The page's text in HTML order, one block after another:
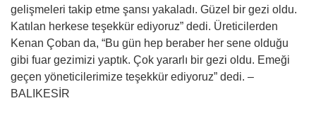
gelişmeleri takip etme şansı yakaladı. Güzel bir gezi oldu.
Katılan herkese teşekkür ediyoruz” dedi. Üreticilerden
Kenan Çoban da, “Bu gün hep beraber her sene olduğu
gibi fuar gezimizi yaptık. Çok yararlı bir gezi oldu. Emeği
geçen yöneticilerimize teşekkür ediyoruz” dedi. –
BALIKESİR